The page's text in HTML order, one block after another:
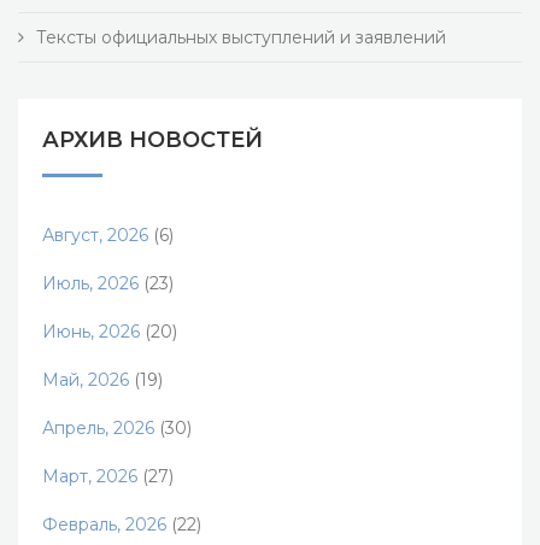
Тексты официальных выступлений и заявлений
АРХИВ НОВОСТЕЙ
Август, 2026 (6)
Июль, 2026 (23)
Июнь, 2026 (20)
Май, 2026 (19)
Апрель, 2026 (30)
Март, 2026 (27)
Февраль, 2026 (22)